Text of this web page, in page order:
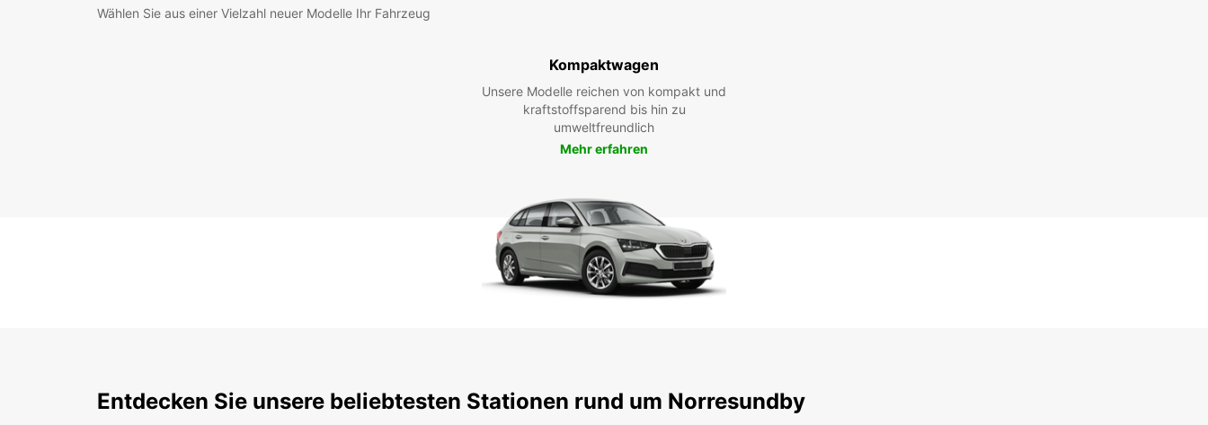
Wählen Sie aus einer Vielzahl neuer Modelle Ihr Fahrzeug
Kompaktwagen
Unsere Modelle reichen von kompakt und
kraftstoffsparend bis hin zu
umweltfreundlich
Mehr erfahren
Entdecken Sie unsere beliebtesten Stationen rund um Norresundby